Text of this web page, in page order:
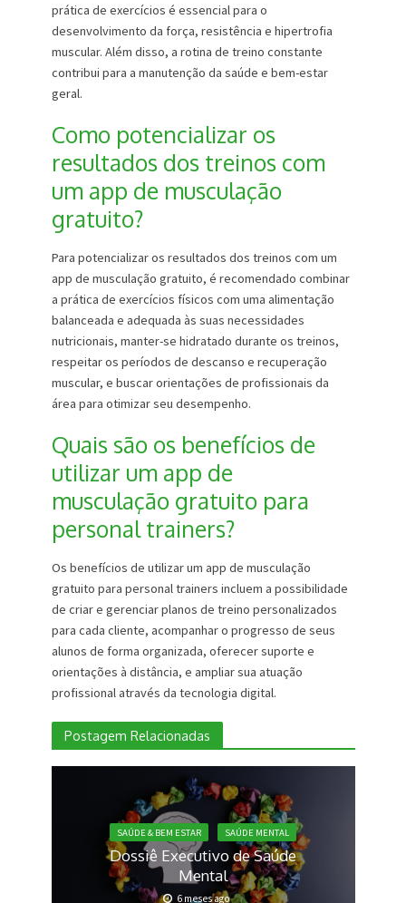
prática de exercícios é essencial para o
desenvolvimento da força, resistência e hipertrofia
muscular. Além disso, a rotina de treino constante
contribui para a manutenção da saúde e bem-estar
geral.
Como potencializar os
resultados dos treinos com
um app de musculação
gratuito?
Para potencializar os resultados dos treinos com um
app de musculação gratuito, é recomendado combinar
a prática de exercícios físicos com uma alimentação
balanceada e adequada às suas necessidades
nutricionais, manter-se hidratado durante os treinos,
respeitar os períodos de descanso e recuperação
muscular, e buscar orientações de profissionais da
área para otimizar seu desempenho.
Quais são os benefícios de
utilizar um app de
musculação gratuito para
personal trainers?
Os benefícios de utilizar um app de musculação
gratuito para personal trainers incluem a possibilidade
de criar e gerenciar planos de treino personalizados
para cada cliente, acompanhar o progresso de seus
alunos de forma organizada, oferecer suporte e
orientações à distância, e ampliar sua atuação
profissional através da tecnologia digital.
Postagem Relacionadas
SAÚDE & BEM ESTAR SAÚDE MENTAL
Dossiê Executivo de Saúde
Mental
6 meses ago